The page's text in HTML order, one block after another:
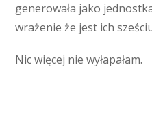
generowała jako
wrażenie że jest ich
Nic więcej nie wyłapałam.